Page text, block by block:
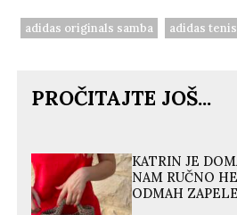
adidas originals samba adidas
PROČITAJTE JOŠ...
KATRIN JE
NAM RUČNO
ODMAH